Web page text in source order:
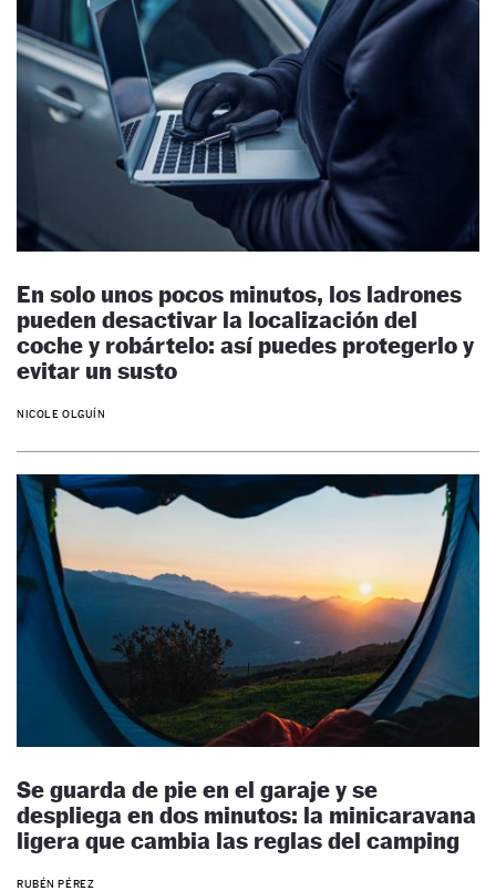
En solo unos pocos minutos, los ladrones
pueden desactivar la localización del
coche y robártelo: así puedes protegerlo y
evitar un susto
NICOLE OLGUÍN
Se guarda de pie en el garaje y se
despliega en dos minutos: la minicaravana
ligera que cambia las reglas del camping
RUBÉN PÉREZ